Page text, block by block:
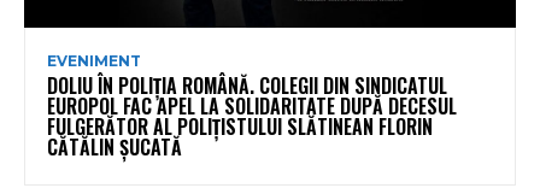
EVENIMENT
DOLIU ÎN POLIȚIA ROMÂNĂ. COLEGII DIN SINDICATUL
EUROPOL FAC APEL LA SOLIDARITATE DUPĂ DECESUL
FULGERĂTOR AL POLIȚISTULUI SLĂTINEAN FLORIN
CĂTĂLIN ȘUCATĂ